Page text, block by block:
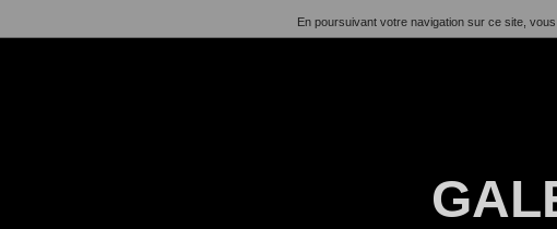
En poursuivant votre navigation sur ce site,